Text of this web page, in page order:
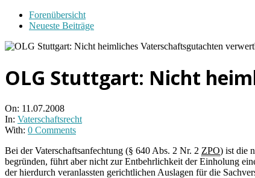
Forenübersicht
Neueste Beiträge
OLG Stuttgart: Nicht
On: 11.07.2008
In: Vaterschaftsrecht
With: 0 Comments
Bei der Vaterschaftsanfechtung (§ 640 Abs. 2 Nr. 2 ZPO) ist die
begründen, führt aber nicht zur Entbehrlichkeit der Einholung
der hierdurch veranlassten gerichtlichen Auslagen für die